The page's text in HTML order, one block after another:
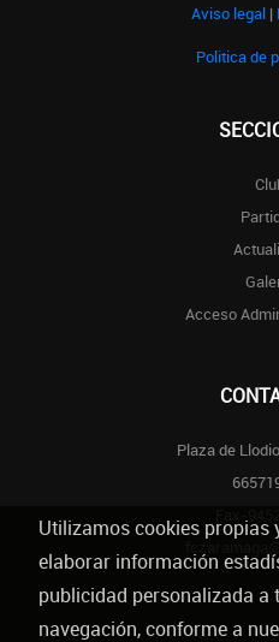
Aviso legal |
Politica de
Acceso
Plaza de
Utilizamos cookies propias
elaborar información
publicidad personalizada a
navegación, conforme a